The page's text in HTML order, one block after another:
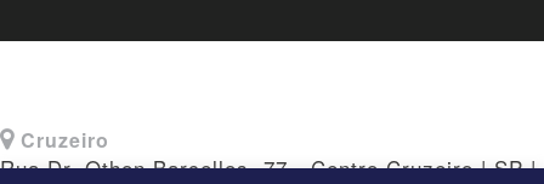
Cruzeiro
Rua Dr. Othon Barcellos, 77 - Centro Cruzeiro | SP |